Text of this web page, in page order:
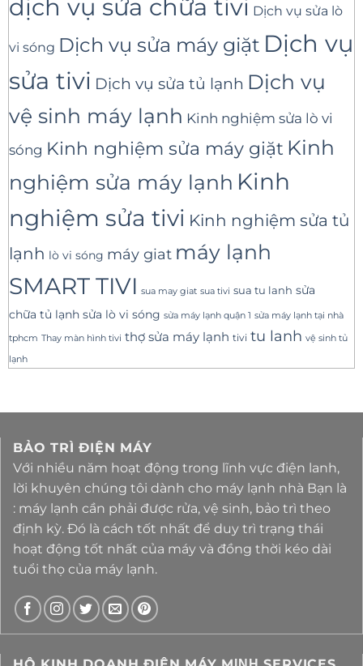
dịch vụ sửa chữa tivi Dịch vụ sửa lò
vi sóng Dịch vụ sửa máy giặt Dịch vụ
sửa tivi Dịch vụ sửa tủ lạnh Dịch vụ
vệ sinh máy lạnh Kinh nghiệm sửa lò vi
sóng Kinh nghiệm sửa máy giặt Kinh
nghiệm sửa máy lạnh Kinh
nghiệm sửa tivi Kinh nghiệm sửa tủ
lạnh lò vi sóng máy giat máy lạnh
SMART TIVI sua may giat sua tivi sua tu lanh sửa
chữa tủ lạnh sửa lò vi sóng sửa máy lạnh quận 1 sửa máy lạnh tại nhà
tphcm Thay màn hình tivi thợ sửa máy lạnh tivi tu lanh vệ sinh tủ
lạnh
BẢO TRÌ ĐIỆN MÁY
Với nhiều năm hoạt động trong lĩnh vực điện lanh,
lời khuyên chúng tôi dành cho máy lạnh nhà Bạn là
: máy lạnh cần phải được rửa, vệ sinh, bảo trì theo
định kỳ. Đó là cách tốt nhất để duy trì trạng thái
hoạt động tốt nhất của máy và đồng thời kéo dài
tuổi thọ của máy lạnh.